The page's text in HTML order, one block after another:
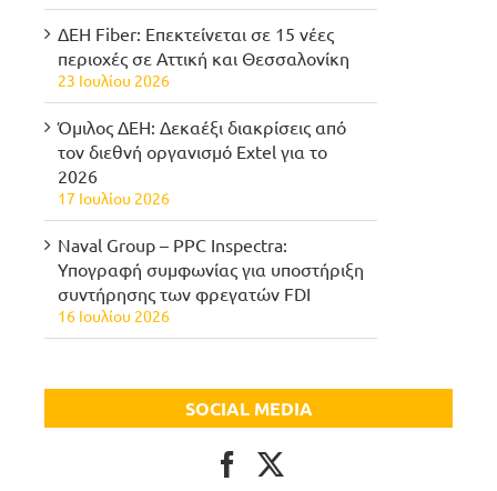
ΔΕΗ Fiber: Επεκτείνεται σε 15 νέες
περιοχές σε Αττική και Θεσσαλονίκη
23 Ιουλίου 2026
Όμιλος ΔΕΗ: Δεκαέξι διακρίσεις από
τον διεθνή οργανισμό Extel για το
2026
17 Ιουλίου 2026
Naval Group – PPC Inspectra:
Υπογραφή συμφωνίας για υποστήριξη
συντήρησης των φρεγατών FDI
16 Ιουλίου 2026
SOCIAL MEDIA